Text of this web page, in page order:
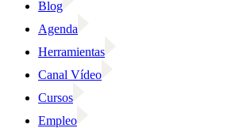
Blog
Agenda
Herramientas
Canal Vídeo
Cursos
Empleo